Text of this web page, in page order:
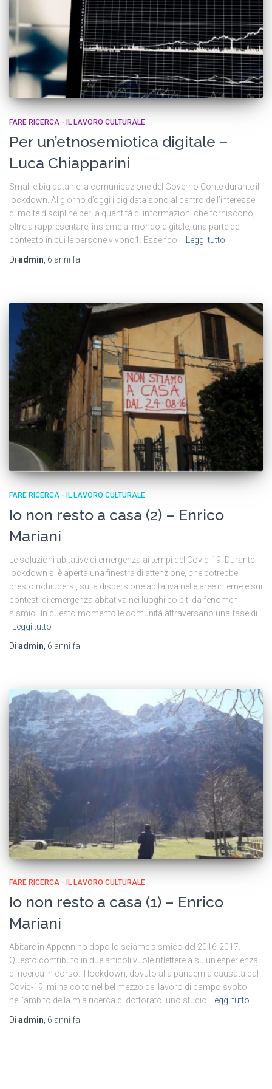
FARE RICERCA - IL LAVORO CULTURALE
Per un’etnosemiotica digitale –
Luca Chiapparini
Small e big data nella comunicazione del Governo Conte durante il
lockdown. Al giorno d’oggi i big data sono al centro dell’interesse
di molte discipline per la quantità di informazioni che forniscono,
oltre a rappresentare, insieme al mondo digitale, una parte del
contesto in cui le persone vivono1. Essendo il
Leggi tutto
Di admin 6 anni fa
FARE RICERCA - IL LAVORO CULTURALE
Io non resto a casa (2) – Enrico
Mariani
Le soluzioni abitative di emergenza ai tempi del Covid-19. Durante il
lockdown si è aperta una finestra di attenzione, che potrebbe
presto richiudersi, sulla dispersione abitativa nelle aree interne e sui
contesti di emergenza abitativa nei luoghi colpiti da fenomeni
sismici. In questo momento le comunità attraversano una fase di
Leggi tutto
Di admin, 6 anni fa
FARE RICERCA - IL LAVORO CULTURALE
Io non resto a casa (1) – Enrico
Mariani
Abitare in Appennino dopo lo sciame sismico del 2016-2017.
Questo contributo in due articoli vuole riflettere a su un’esperienza
di ricerca in corso. Il lockdown, dovuto alla pandemia causata dal
Covid-19, mi ha colto nel bel mezzo del lavoro di campo svolto
nell’ambito della mia ricerca di dottorato: uno studio
Leggi tutto
Di admin 6 anni fa